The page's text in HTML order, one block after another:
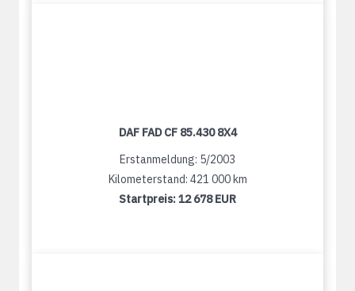
DAF FAD CF 85.430 8X4
Erstanmeldung: 5/2003
Kilometerstand: 421 000 km
Startpreis:12 678 EUR